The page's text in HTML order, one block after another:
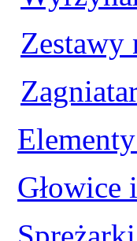
Zestawy
Głowice